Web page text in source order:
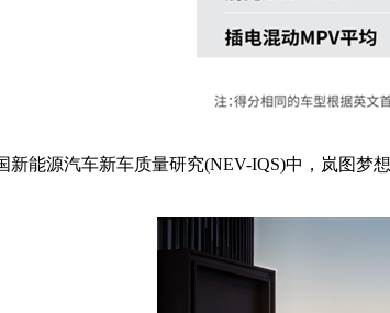
能源汽车新车质量研究(NEV-IQS)中，岚图梦